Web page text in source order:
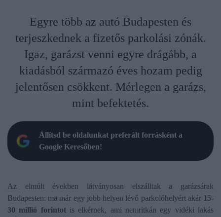
Egyre több az autó Budapesten és
terjeszkednek a fizetős parkolási zónák.
Igaz, garázst venni egyre drágább, a
kiadásból származó éves hozam pedig
jelentősen csökkent. Mérlegen a garázs,
mint befektetés.
Állítsd be oldalunkat preferált forrásként a
Google Keresőben!
Az elmúlt években látványosan elszálltak a garázsárak
Budapesten: ma már egy jobb helyen lévő parkolóhelyért akár 15-
30 millió forintot is elkérnek, ami nemritkán egy vidéki lakás